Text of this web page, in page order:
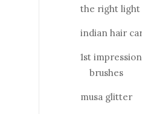
the right light
indian hair
1st
brushes
musa glitter